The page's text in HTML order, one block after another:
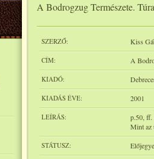
A Bodrogzug Természete.
SZERZŐ: Kiss
CÍM: A
KIADÓ:
KIADÁS ÉVE: 2001
LEÍRÁS:
p.50, ff.
Mint az
STÁTUSZ: